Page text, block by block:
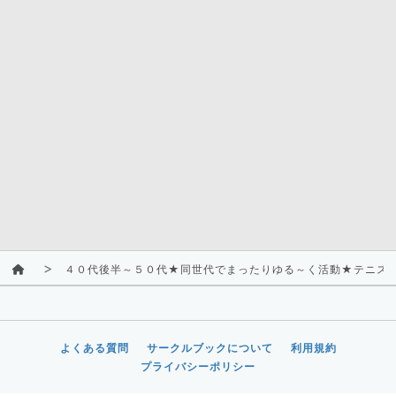
４０代後半～５０代★同世代でまったりゆる～く活動★テニス
よくある質問 サークルブックについて
利用規約
プライバシーポリシー